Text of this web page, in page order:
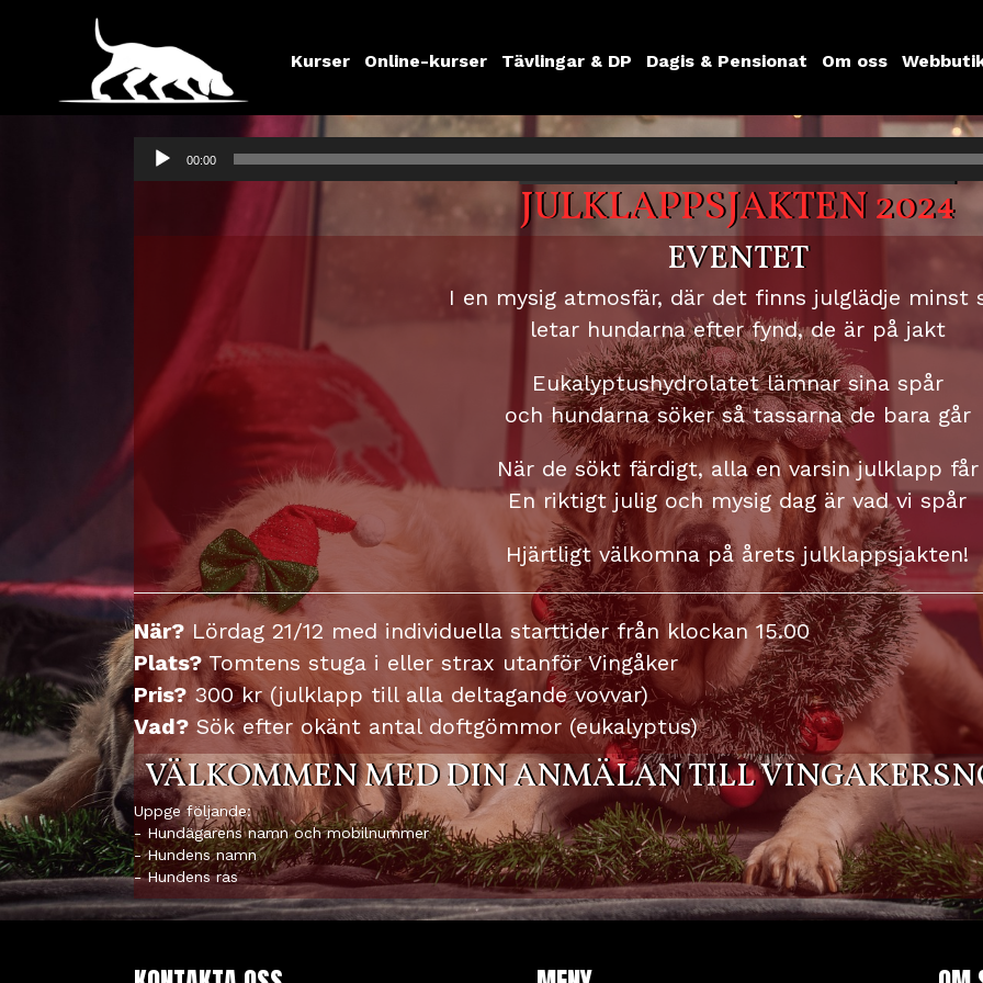
Kurser Online-kurser Tävlingar & DP Dagis & Pensionat Om oss
Ljudspelare
00:00
JULKLAPPSJAKTEN 2024
EVENTET
I en mysig atmosfär, där det finns julglädje minst
letar hundarna efter fynd, de är på jakt
Eukalyptushydrolatet lämnar sina spår
och hundarna söker så tassarna de bara går
När de sökt färdigt, alla en varsin julklapp får
En riktigt julig och mysig dag är vad vi spår
Hjärtligt välkomna på årets julklappsjakten!
När? Lördag 21/12 med individuella starttider från klockan 15.00
Plats?Tomtens stuga i eller strax utanför Vingåker
Pris?300 kr (julklapp till alla deltagande vovvar)
Vad? Sök efter okänt antal doftgömmor (eukalyptus)
VÄLKOMMEN MED DIN ANMÄLAN TILL
Uppge följande:
- Hundägarens namn och mobilnummer
- Hundens namn
- Hundens ras